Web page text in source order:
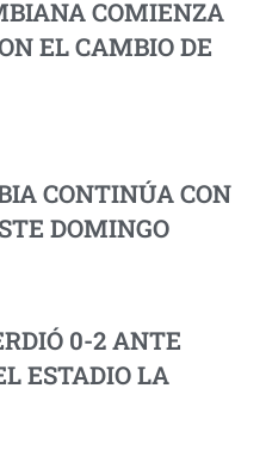
COMIENZA
EL CAMBIO DE
CONTINÚA CON
DOMINGO
0-2 ANTE
ESTADIO LA